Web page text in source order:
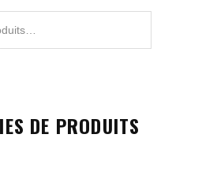
DE PRODUITS